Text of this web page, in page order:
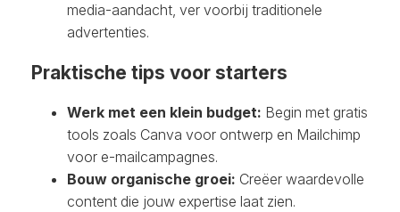
media-aandacht, ver voorbij traditionele
advertenties.
Praktische tips voor starters
Werk met een klein budget: Begin met gratis
tools zoals Canva voor ontwerp en Mailchimp
voor e-mailcampagnes.
Bouw organische groei: Creëer waardevolle
content die jouw expertise laat zien.